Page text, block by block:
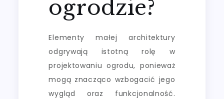
ogrodzie?
Elementy małej architektury
odgrywają istotną rolę w
projektowaniu ogrodu, ponieważ
mogą znacząco wzbogacić jego
wygląd oraz funkcjonalność.